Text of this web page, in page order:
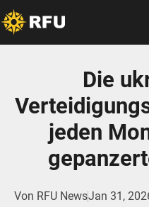
Die
jeden
Von RFU NewsJan 31,